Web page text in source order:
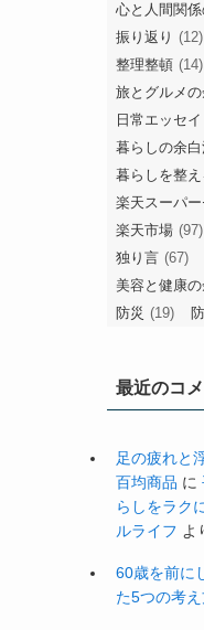
心と人間関
振り返り (12)
整理整頓 (14)
旅とグルメ
日常エッセイ
暮らしの余
暮らしを整え
楽天スーパ
楽天市場 (97)
独り言 (67)
美容と健康
防災 (19)
最近のコ
足の疲れと
百均商品 に
らしをラク
ルライフ よ
60歳を前に
た5つの考